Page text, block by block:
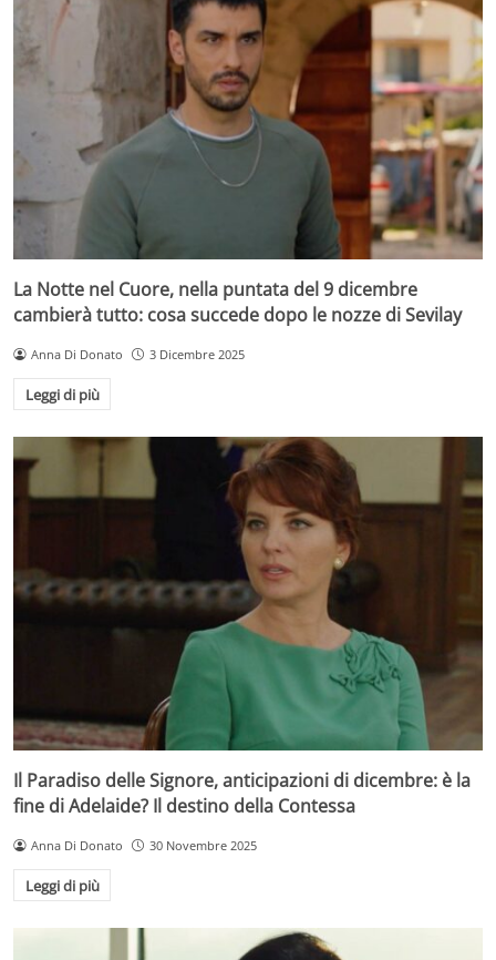
La Notte nel Cuore, nella puntata del 9 dicembre
cambierà tutto: cosa succede dopo le nozze di Sevilay
Anna Di Donato 3 Dicembre 2025
Leggi di più
Il Paradiso delle Signore, anticipazioni di dicembre: è la
fine di Adelaide? Il destino della Contessa
Anna Di Donato 30 Novembre 2025
Leggi di più